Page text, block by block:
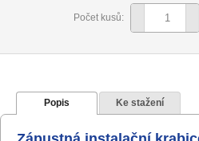
Počet kusů:
Popis Ke stažení